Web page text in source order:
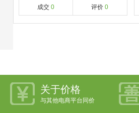
成交 0 评价0
关于价格
与其他电商平台同价